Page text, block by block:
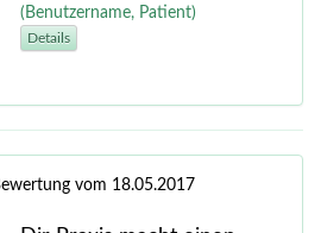
(Benutzername, Patient)
Details
vom 18.05.2017